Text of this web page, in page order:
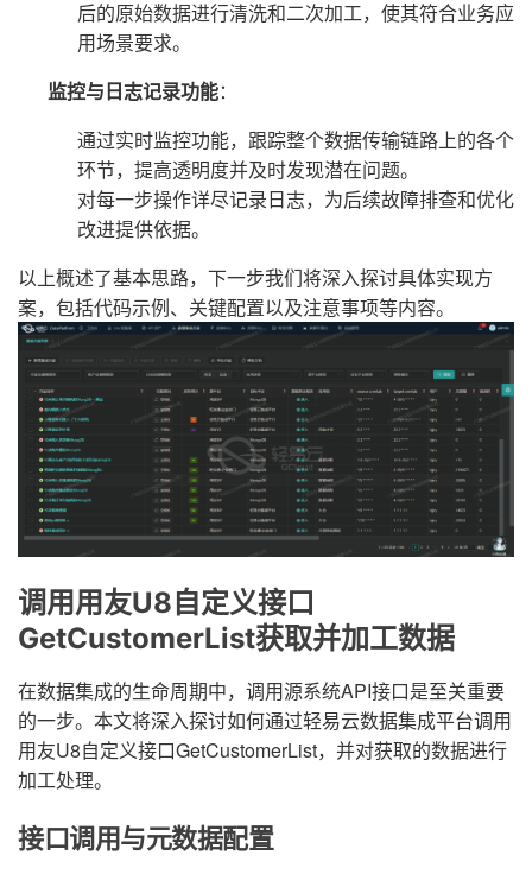
后的原始数据进行清洗和二次加工，使其符合业务应
用场景要求。
监控与日志记录功能：
通过实时监控功能，跟踪整个数据传输链路上的各个
环节，提高透明度并及时发现潜在问题。
对每一步操作详尽记录日志，为后续故障排查和优化
改进提供依据。
以上概述了基本思路，下一步我们将深入探讨具体实现方
案，包括代码示例、关键配置以及注意事项等内容。
调用用友U8自定义接口
GetCustomerList获取并加工数据
在数据集成的生命周期中，调用源系统API接口是至关重要
的一步。本文将深入探讨如何通过轻易云数据集成平台调用
用友U8自定义接口GetCustomerList，并对获取的数据进行
加工处理。
接口调用与元数据配置